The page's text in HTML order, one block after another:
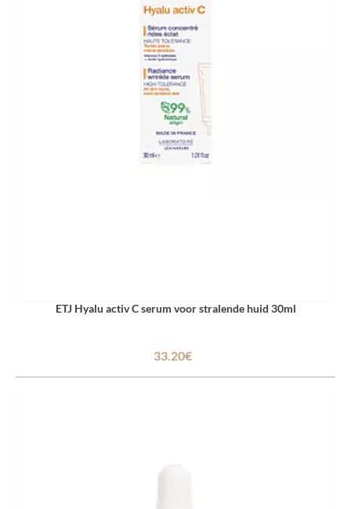
ETJ Hyalu activ C serum voor stralende huid 30ml
33.20€